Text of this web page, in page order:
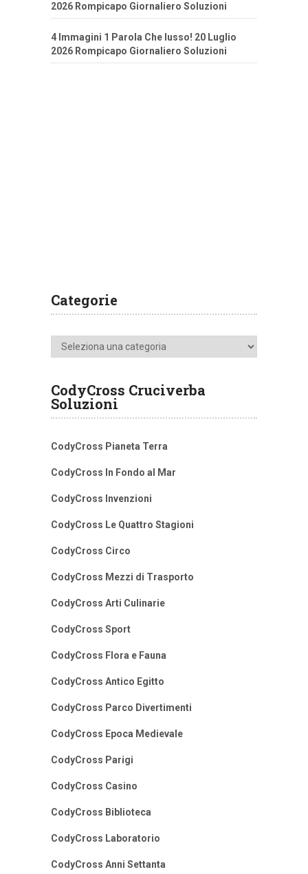
2026 Rompicapo Giornaliero Soluzioni
4 Immagini 1 Parola Che lusso! 20 Luglio
2026 Rompicapo Giornaliero Soluzioni
Categorie
Categorie
CodyCross Cruciverba
Soluzioni
CodyCross Pianeta Terra
CodyCross In Fondo al Mar
CodyCross Invenzioni
CodyCross Le Quattro Stagioni
CodyCross Circo
CodyCross Mezzi di Trasporto
CodyCross Arti Culinarie
CodyCross Sport
CodyCross Flora e Fauna
CodyCross Antico Egitto
CodyCross Parco Divertimenti
CodyCross Epoca Medievale
CodyCross Parigi
CodyCross Casino
CodyCross Biblioteca
CodyCross Laboratorio
CodyCross Anni Settanta